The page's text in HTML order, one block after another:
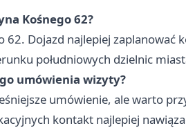
Kośnego 62?
Dojazd najlepiej zaplanować
południowych dzielnic
umówienia wizyty?
umówienie, ale warto
kontakt najlepiej